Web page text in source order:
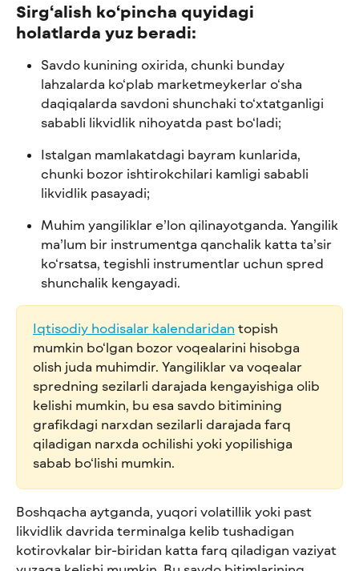
Sirg‘alish ko‘pincha quyidagi
holatlarda yuz beradi:
Savdo kunining oxirida, chunki bunday
lahzalarda ko‘plab marketmeykerlar o‘sha
daqiqalarda savdoni shunchaki to‘xtatganligi
sababli likvidlik nihoyatda past bo‘ladi;
Istalgan mamlakatdagi bayram kunlarida,
chunki bozor ishtirokchilari kamligi sababli
likvidlik pasayadi;
Muhim yangiliklar e’lon qilinayotganda. Yangilik
ma’lum bir instrumentga qanchalik katta ta’sir
ko‘rsatsa, tegishli instrumentlar uchun spred
shunchalik kengayadi.
Iqtisodiy hodisalar kalendaridan topish
mumkin bo‘lgan bozor voqealarini hisobga
olish juda muhimdir. Yangiliklar va voqealar
spredning sezilarli darajada kengayishiga olib
kelishi mumkin, bu esa savdo bitimining
grafikdagi narxdan sezilarli darajada farq
qiladigan narxda ochilishi yoki yopilishiga
sabab bo‘lishi mumkin.
Boshqacha aytganda, yuqori volatillik yoki past
likvidlik davrida terminalga kelib tushadigan
kotirovkalar bir-biridan katta farq qiladigan vaziyat